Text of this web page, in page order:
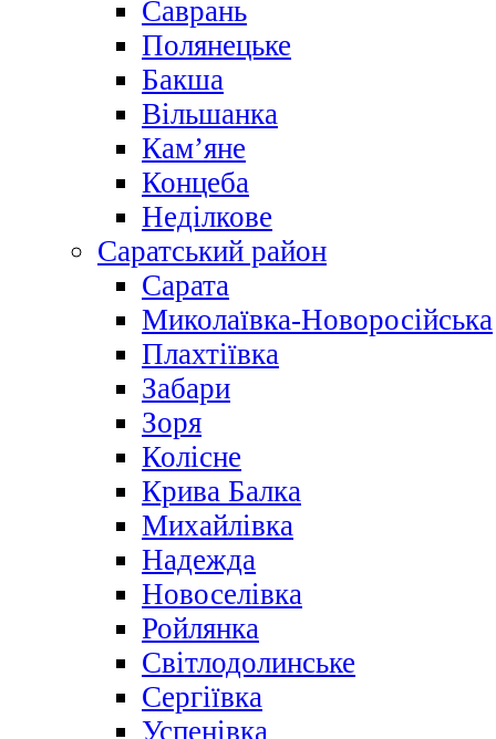
Саврань
Полянецьке
Бакша
Вільшанка
Кам’яне
Концеба
Неділкове
Саратський район
Сарата
Миколаївка-Новоросійська
Плахтіївка
Забари
Зоря
Колісне
Крива Балка
Михайлівка
Надежда
Новоселівка
Ройлянка
Світлодолинське
Сергіївка
Успенівка